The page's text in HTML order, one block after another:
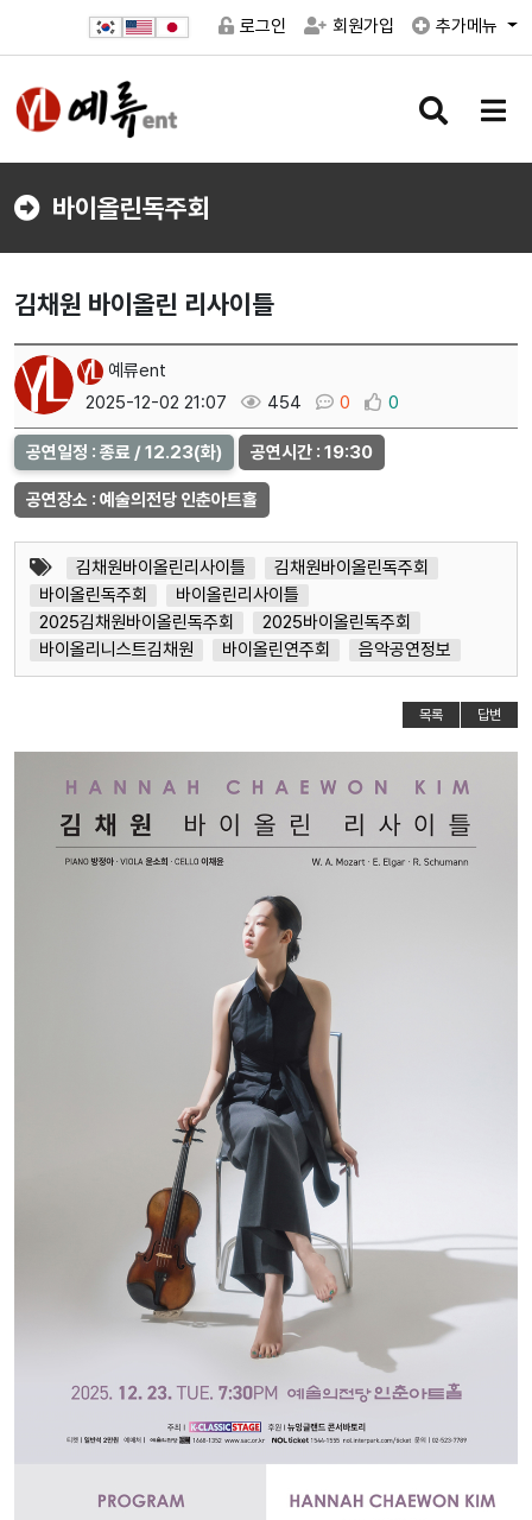
로그인 회원가입 추가메뉴
검
버
메
버
바이올린독주회
김채원 바이올린 리사이틀
예류ent
2025-12-02 21:07
454 0 0
공연일정 : 종료 / 12.23(화) 공연시간 : 19:30
공연장소 : 예술의전당 인춘아트홀
김채원바이올린리사이틀
김채원바이올린독주회
바이올린독주회
바이올린리사이틀
2025김채원바이올린독주회
2025바이올린독주회
바이올리니스트김채원
바이올린연주회 음악공연정보
목록 답변